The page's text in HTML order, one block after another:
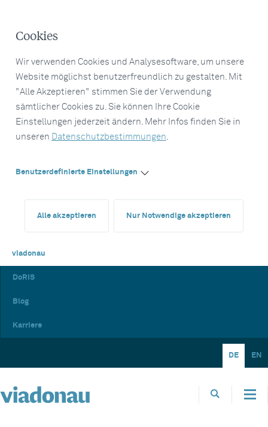
Cookies
Wir verwenden Cookies und Analysesoftware, um unsere
Website möglichst benutzerfreundlich zu gestalten. Mit
"Alle Akzeptieren" stimmen Sie der Verwendung
sämtlicher Cookies zu. Sie können Ihre Cookie
Einstellungen jederzeit ändern. Mehr Infos finden Sie in
unseren Datenschutzbestimmungen.
Benutzerdefinierte Einstellungen
Alle akzeptieren Nur Notwendige akzeptieren
viadonau
DoRIS
Blog
Karriere
DE EN